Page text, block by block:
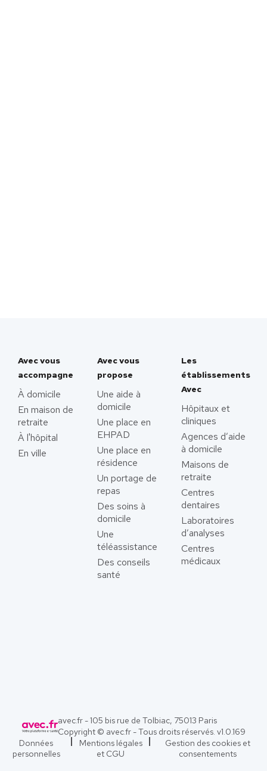
Avec vous
accompagne
À domicile
En maison de
retraite
À l'hôpital
En ville
Avec vous
propose
Une aide à
domicile
Une place en
EHPAD
Une place en
résidence
Un portage de
repas
Des soins à
domicile
Une
téléassistance
Des conseils
santé
Les
établissements
Avec
Hôpitaux et
cliniques
Agences d’aide
à domicile
Maisons de
retraite
Centres
dentaires
Laboratoires
d’analyses
Centres
médicaux
avec.fr - 105 bis rue de Tolbiac, 75013 Paris
Copyright © avec.fr - Tous droits réservés. v1.0.169
Données
personnelles
Mentions légales
et CGU
Gestion des cookies et
consentements